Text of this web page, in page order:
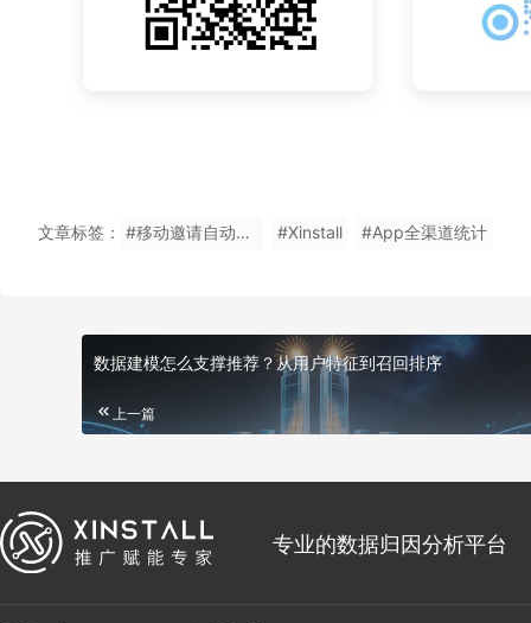
文章标签： #移动邀请自动绑定 #Xinstall #App全渠道统计
数据建模怎么支撑推荐？从用户特征到召回排序
上一篇
专业的数据归因分析平台